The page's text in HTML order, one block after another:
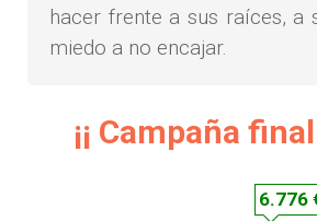
hacer frente a sus raíces, a
miedo a no encajar.
¡¡ Campaña
6.776